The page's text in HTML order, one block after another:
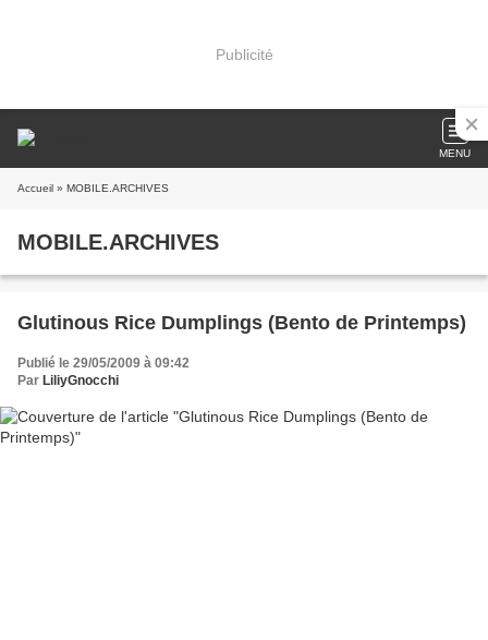
Publicité
MENU
Accueil » MOBILE.ARCHIVES
MOBILE.ARCHIVES
Glutinous Rice Dumplings (Bento de Printemps)
Publié le 29/05/2009 à 09:42
Par LiliyGnocchi